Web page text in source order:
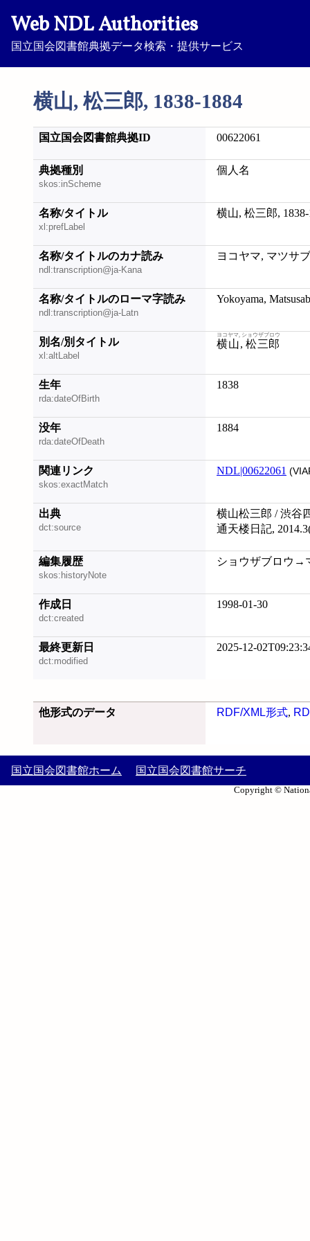
Web NDL Authorities
国立国会図書館典拠データ検索・提供サービス
横山, 松三郎, 1838-1884
国立国会図書館典拠ID 00622061
典拠種別
skos:inScheme
個人名
名称/タイトル
xl:prefLabel
横山, 松三郎, 1838-
名称/タイトルのカナ読み
ndl:transcription@ja-Kana
ヨコヤマ, マツサ
名称/タイトルのローマ字読み
ndl:transcription@ja-Latn
Yokoyama,
別名/別タイトル
xl:altLabel
横山, 松三郎
ヨコヤマ, ショウザブロウ
生年
rda:dateOfBirth
1838
没年
rda:dateOfDeath
1884
関連リンク
skos:exactMatch
NDL|00622061
出典
dct:source
横山松三郎 / 渋谷
通天楼日記,
編集履歴
skos:historyNote
ショウザブロウ→
作成日
dct:created
1998-01-30
最終更新日
dct:modified
2025-12-
他形式のデータ RDF/XML形式,
国立国会図書館ホーム 国立国会図書館サーチ
Copyright ©